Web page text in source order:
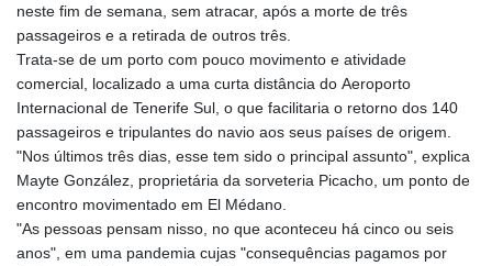
neste fim de semana, sem atracar, após a morte de três
passageiros e a retirada de outros três.
Trata-se de um porto com pouco movimento e atividade
comercial, localizado a uma curta distância do Aeroporto
Internacional de Tenerife Sul, o que facilitaria o retorno dos 140
passageiros e tripulantes do navio aos seus países de origem.
"Nos últimos três dias, esse tem sido o principal assunto", explica
Mayte González, proprietária da sorveteria Picacho, um ponto de
encontro movimentado em El Médano.
"As pessoas pensam nisso, no que aconteceu há cinco ou seis
anos", em uma pandemia cujas "consequências pagamos por